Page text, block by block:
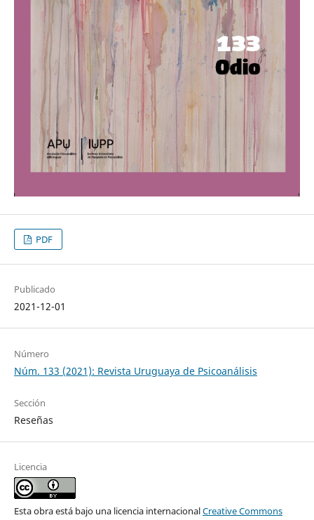
PDF
Publicado
2021-12-01
Número
Núm. 133 (2021): Revista Uruguaya de Psicoanálisis
Sección
Reseñas
Licencia
Esta obra está bajo una licencia internacionalCreative Commons